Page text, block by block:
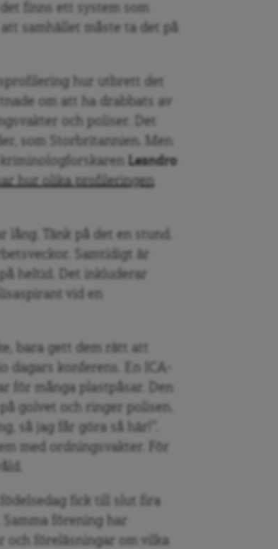
finns ett system som
samhället måste ta det på
hur utbrett det
om att ha drabbats av
och poliser. Det
som Storbritannien. Men
Leandro
hur olika profileringen
Tänk på det en stund.
Samtidigt är
heltid. Det inkluderar
vid en
bara gett dem rätt att
dagars konferens. En ICA-
för många plastpåsar. Den
golvet och ringer polisen.
så jag får göra så här!”.
med ordningsvakter. För
födelsedag fick till slut fira
. Samma förening har
och föreläsningar om vilka